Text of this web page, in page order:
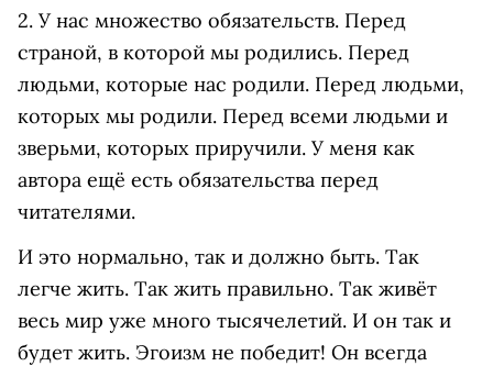
2. У нас множество обязательств. Перед
страной, в которой мы родились. Перед
людьми, которые нас родили. Перед людьми,
которых мы родили. Перед всеми людьми и
зверьми, которых приручили. У меня как
автора ещё есть обязательства перед
читателями.
И это нормально, так и должно быть. Так
легче жить. Так жить правильно. Так живёт
весь мир уже много тысячелетий. И он так и
будет жить. Эгоизм не победит! Он всегда